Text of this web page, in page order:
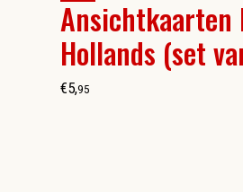
Ansichtkaarten
Hollands (set
€5,95